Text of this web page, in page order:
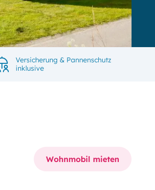
Versicherung & Pannenschutz
inklusive
Wohnmobil mieten